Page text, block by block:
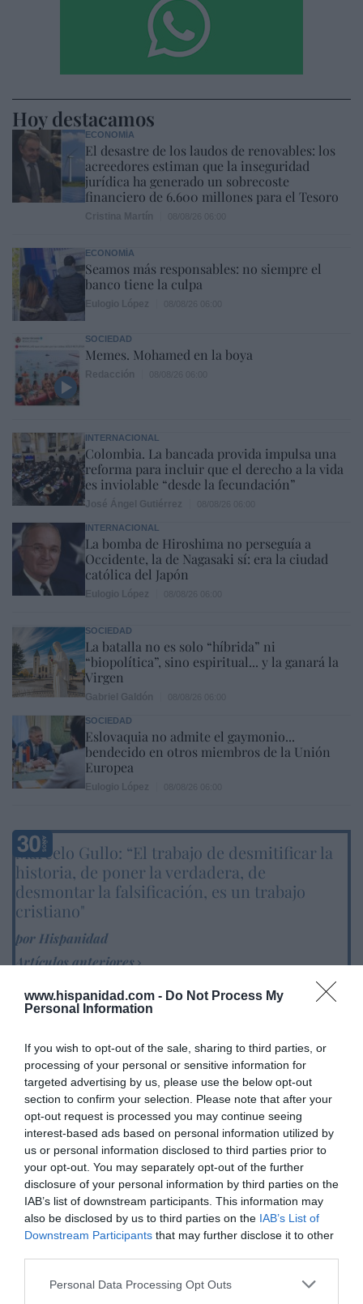
www.hispanidad.com - Do Not Process My
Personal Information
If you wish to opt-out of the sale, sharing to third parties, or
processing of your personal or sensitive information for
targeted advertising by us, please use the below opt-out
section to confirm your selection. Please note that after your
opt-out request is processed you may continue seeing
interest-based ads based on personal information utilized by
us or personal information disclosed to third parties prior to
your opt-out. You may separately opt-out of the further
disclosure of your personal information by third parties on the
IAB’s list of downstream participants. This information may
also be disclosed by us to third parties on the IAB’s List of
Downstream Participants that may further disclose it to other
Personal Data Processing Opt Outs
Hoy destacamos
ECONOMÍA
El desastre de los laudos de renovables: los
acreedores estiman que la inseguridad
jurídica ha generado un sobrecoste
financiero de 6.600 millones para el Tesoro
ECONOMÍA
Seamos más responsables: no siempre el
banco tiene la culpa
SOCIEDAD
Memes. Mohamed en la boya
INTERNACIONAL
Colombia. La bancada provida impulsa una
reforma para incluir que el derecho a la vida
es inviolable “desde la fecundación”
INTERNACIONAL
La bomba de Hiroshima no perseguía a
Occidente, la de Nagasaki sí: era la ciudad
católica del Japón
SOCIEDAD
La batalla no es solo “híbrida” ni
“biopolítica”, sino espiritual... y la ganará la
Virgen
SOCIEDAD
Eslovaquia no admite el gaymonio...
bendecido en otros miembros de la Unión
Europea
Marcelo Gullo: “El trabajo de desmitificar la
historia, de poner la verdadera, de
desmontar la falsificación, es un trabajo
cristiano"
por Hispanidad
Artículos anteriores
DIARIO DE LA CORRUPCIÓN SANCHISTA
Diario de la corrupción sanchista. Hazte
Oír se manifiesta delante de La Mareta:
“Pedro Sánchez es un criminal”
por Redacción
Artículos anteriores
Opinión
Enormes minucias
por Eulogio López